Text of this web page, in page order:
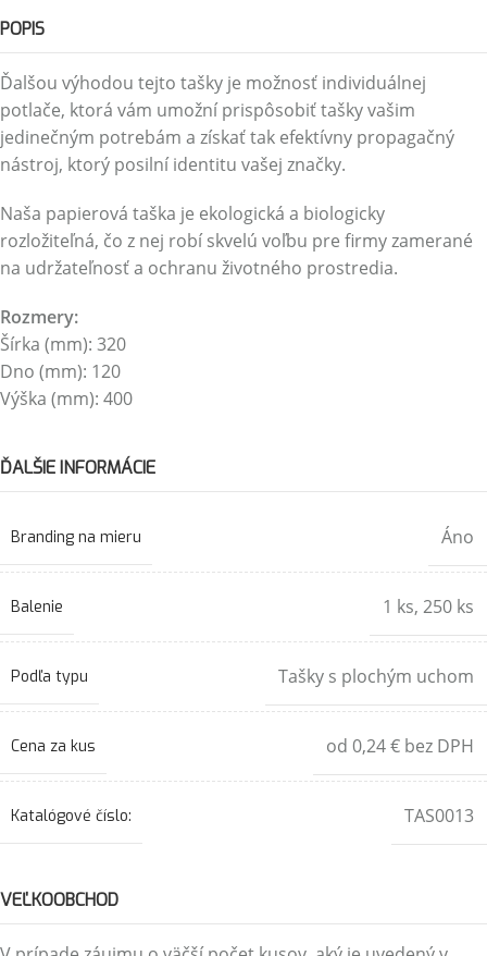
POPIS
Ďalšou výhodou tejto tašky je možnosť individuálnej
potlače, ktorá vám umožní prispôsobiť tašky vašim
jedinečným potrebám a získať tak efektívny propagačný
nástroj, ktorý posilní identitu vašej značky.
Naša papierová taška je ekologická a biologicky
rozložiteľná, čo z nej robí skvelú voľbu pre firmy zamerané
na udržateľnosť a ochranu životného prostredia.
Rozmery:
Šírka (mm): 320
Dno (mm): 120
Výška (mm): 400
ĎALŠIE INFORMÁCIE
Branding na mieru Áno
Balenie 1 ks, 250 ks
Podľa typu Tašky s plochým uchom
Cena za kus od 0,24 € bez DPH
Katalógové číslo: TAS0013
VEĽKOOBCHOD